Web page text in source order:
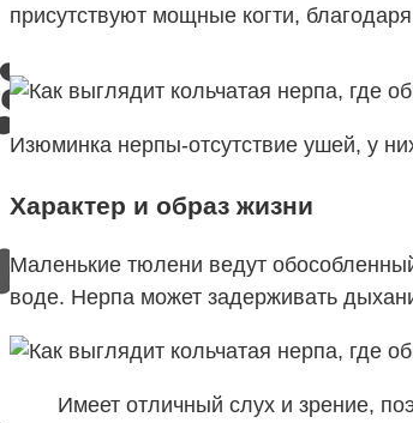
присутствуют мощные когти,
Изюминка нерпы-отсутствие ушей, у
Характер и образ жизни
Маленькие тюлени ведут
воде. Нерпа может задерживать
Имеет отличный слух и зрение,